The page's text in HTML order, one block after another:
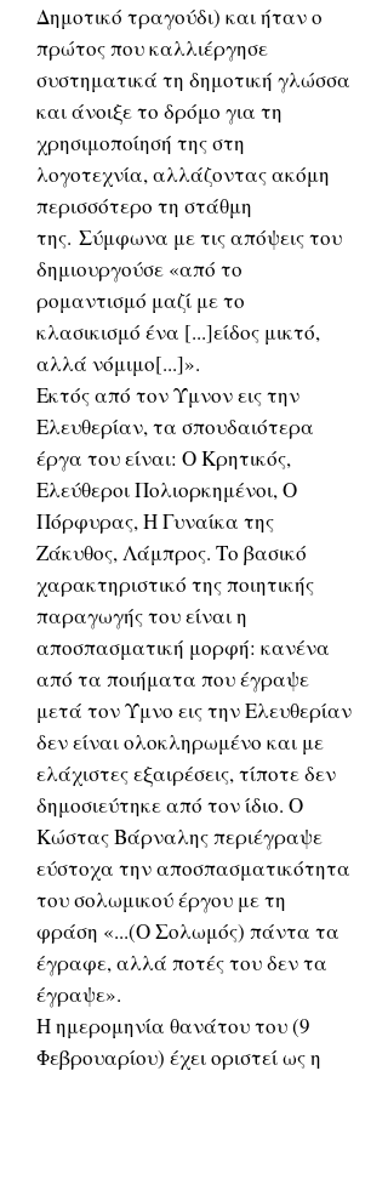
Δημοτικό τραγούδι) και ήταν ο
πρώτος που καλλιέργησε
συστηματικά τη δημοτική γλώσσα
και άνοιξε το δρόμο για τη
χρησιμοποίησή της στη
λογοτεχνία, αλλάζοντας ακόμη
περισσότερο τη στάθμη
της. Σύμφωνα με τις απόψεις του
δημιουργούσε «από το
ρομαντισμό μαζί με το
κλασικισμό ένα [...]είδος μικτό,
αλλά νόμιμο[...]».
Εκτός από τον Ύμνον εις την
Ελευθερίαν, τα σπουδαιότερα
έργα του είναι: Ο Κρητικός,
Ελεύθεροι Πολιορκημένοι, Ο
Πόρφυρας, Η Γυναίκα της
Ζάκυθος, Λάμπρος. Το βασικό
χαρακτηριστικό της ποιητικής
παραγωγής του είναι η
αποσπασματική μορφή: κανένα
από τα ποιήματα που έγραψε
μετά τον Ύμνο εις την Ελευθερίαν
δεν είναι ολοκληρωμένο και με
ελάχιστες εξαιρέσεις, τίποτε δεν
δημοσιεύτηκε από τον ίδιο. Ο
Κώστας Βάρναλης περιέγραψε
εύστοχα την αποσπασματικότητα
του σολωμικού έργου με τη
φράση «...(Ο Σολωμός) πάντα τα
έγραφε, αλλά ποτές του δεν τα
έγραψε».
Η ημερομηνία θανάτου του (9
Φεβρουαρίου) έχει οριστεί ως η